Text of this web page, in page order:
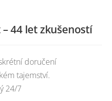
44 let zkušeností
doručení
tajemství.
24/7